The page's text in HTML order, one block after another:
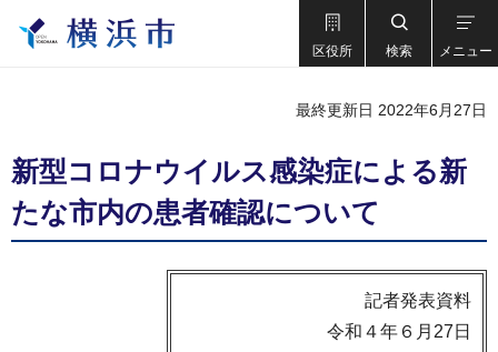
区役所 検索 メニュー
最終更新日 2022年6月27日
新型コロナウイルス感染症による新
たな市内の患者確認について
記者発表資料
令和４年６月27日